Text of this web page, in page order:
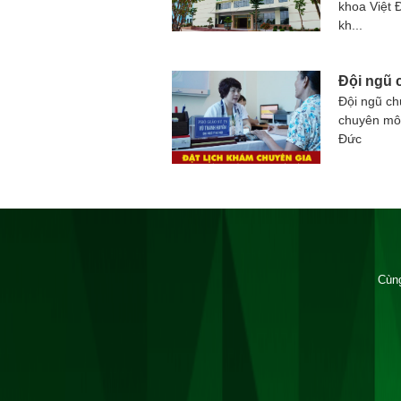
khoa Việt
kh...
Đội ngũ
Đội ngũ
chuyên
Đức